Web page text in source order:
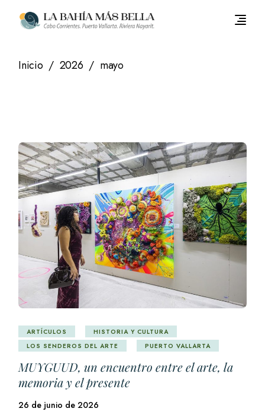
contenido
Inicio 2026 mayo
ARTÍCULOS
HISTORIA Y CULTURA
LOS SENDEROS DEL ARTE
PUERTO VALLARTA
MUYGUUD, un encuentro entre el arte, la
memoria y el presente
26 de junio de 2026